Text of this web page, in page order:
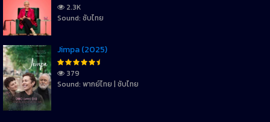
2.3K
Sound: ซับไทย
Jimpa (2025)
379
Sound: พากย์ไทย | ซับไทย